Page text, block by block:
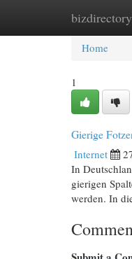
Home
Home
1
Gierige
Internet
In
gierigen
werden. In